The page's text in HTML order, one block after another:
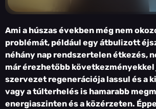
Ami a húszas években még nem
problémát, például egy átbulizott
néhány nap rendszertelen étkezés,
már érezhetőbb következményekkel
szervezet regenerációja lassul és a
vagy a túlterhelés is hamarabb
energiaszinten és a közérzeten.